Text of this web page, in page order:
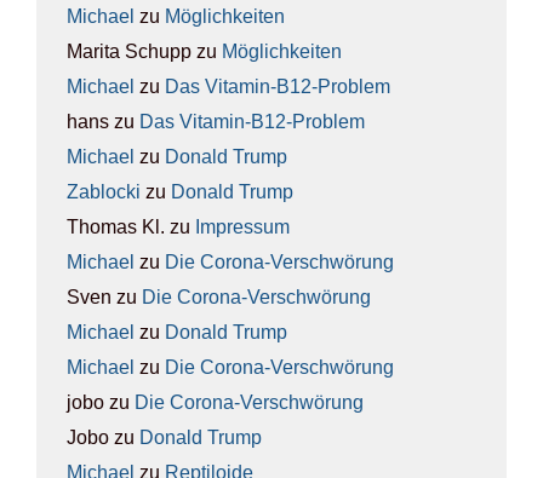
Michael zu Mög­lich­kei­ten
Marita Schupp zu Mög­lich­kei­ten
Michael zu Das Vit­amin-B12-Pro­blem
hans zu Das Vit­amin-B12-Pro­blem
Michael zu Donald Trump
Zablocki zu Donald Trump
Thomas Kl. zu Impres­sum
Michael zu Die Coro­na-Ver­schwö­rung
Sven zu Die Coro­na-Ver­schwö­rung
Michael zu Donald Trump
Michael zu Die Coro­na-Ver­schwö­rung
jobo zu Die Coro­na-Ver­schwö­rung
Jobo zu Donald Trump
Michael zu Rep­ti­lo­ide